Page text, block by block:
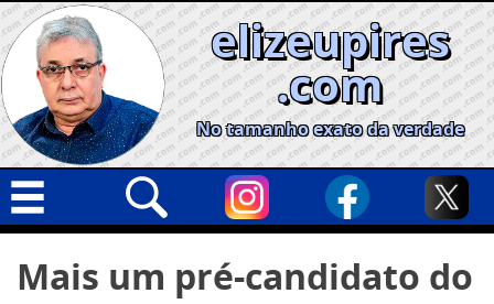
Skip
to
content
elizeupires
.com
No tamanho exato da verdade
Geral
por:
Mais um pré-candidato do